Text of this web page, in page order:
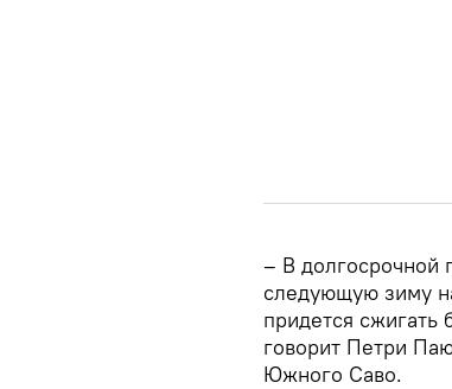
– В долгосрочной
следующую зиму
придется
говорит Петри
Южного Саво.